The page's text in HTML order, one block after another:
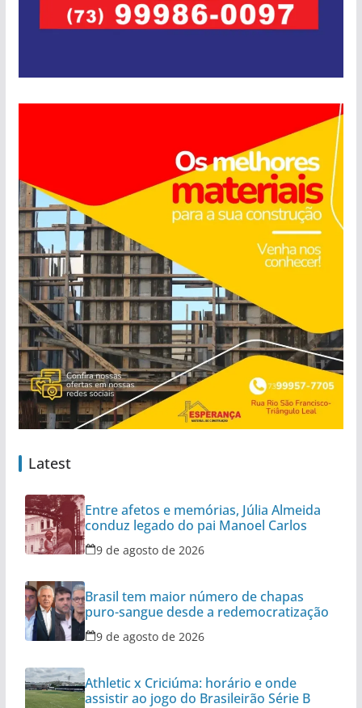
Latest
Entre afetos e memórias, Júlia Almeida
conduz legado do pai Manoel Carlos
9 de agosto de 2026
Brasil tem maior número de chapas
puro-sangue desde a redemocratização
9 de agosto de 2026
Athletic x Criciúma: horário e onde
assistir ao jogo do Brasileirão Série B